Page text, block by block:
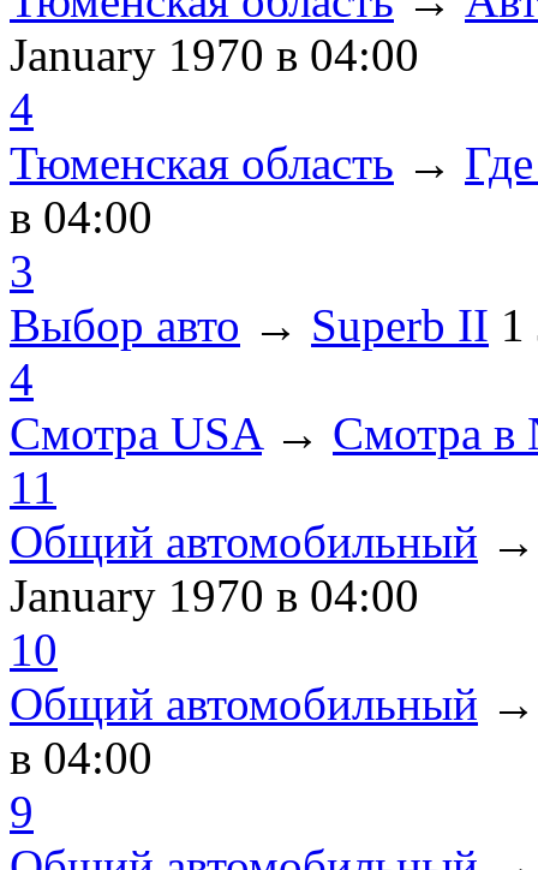
January 1970 в 04:00
4
Тюменская область →
в 04:00
3
Выбор авто → Superb II
4
Смотра USA→ Смотра в
11
Общий автомобильный
January 1970 в 04:00
10
Общий автомобильный
в 04:00
9